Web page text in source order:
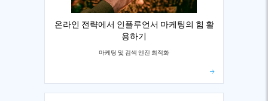
온라인 전략에서 인플루언서 마케팅의 힘 활
용하기
마케팅 및 검색 엔진 최적화